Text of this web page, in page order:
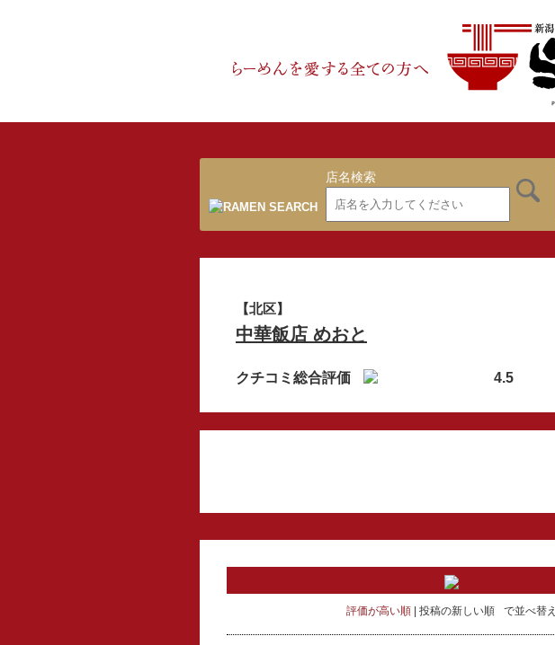
店名検索
【北区】
中華飯店 めおと
クチコミ総合評価 4.5
評価が高い順 投稿の新しい順 で並べ替え